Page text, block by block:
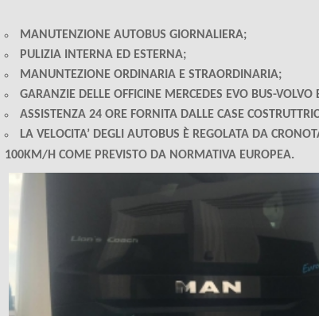
MANUTENZIONE AUTOBUS GIORNALIERA;
PULIZIA INTERNA ED ESTERNA;
MANUNTEZIONE ORDINARIA E STRAORDINARIA;
GARANZIE DELLE OFFICINE MERCEDES EVO BUS-
ASSISTENZA 24 ORE FORNITA DALLE CASE
LA VELOCITA’ DEGLI AUTOBUS È REGOLATA DA
100KM/H COME PREVISTO DA NORMATIVA EUROPEA.